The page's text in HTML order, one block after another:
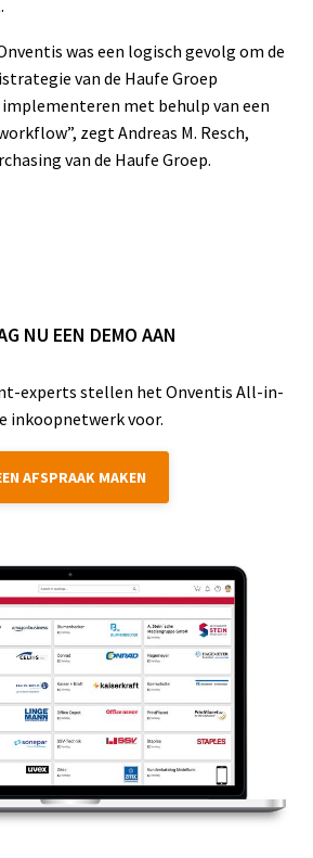
was een logisch gevolg om de
van de Haufe Groep
met behulp van een
zegt Andreas M. Resch,
van de Haufe Groep.
NU EEN DEMO AAN
experts stellen het Onventis All-in-
inkoopnetwerk voor.
AFSPRAAK MAKEN